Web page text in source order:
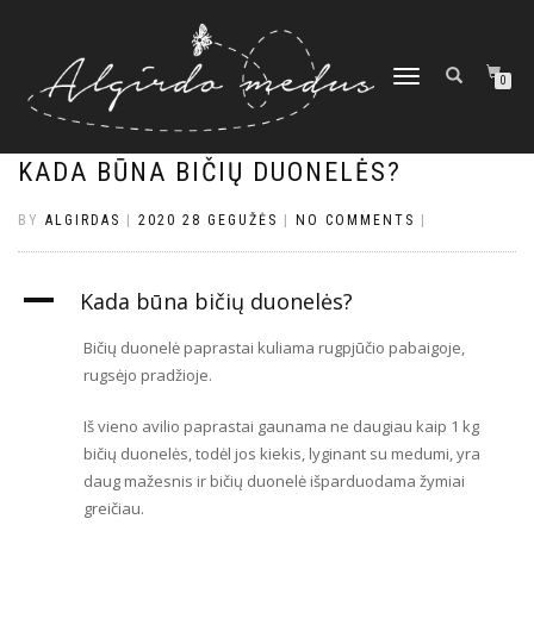
TOGGLE
0
KADA BŪNA BIČIŲ DUONELĖS?
BY ALGIRDAS 2020 28 GEGUŽĖS NO COMMENTS
A Kada būna bičių duonelės?
Bičių duonelė paprastai kuliama rugpjūčio pabaigoje,
rugsėjo pradžioje.
Iš vieno avilio paprastai gaunama ne daugiau kaip 1 kg
bičių duonelės, todėl jos kiekis, lyginant su medumi, yra
daug mažesnis ir bičių duonelė išparduodama žymiai
greičiau.